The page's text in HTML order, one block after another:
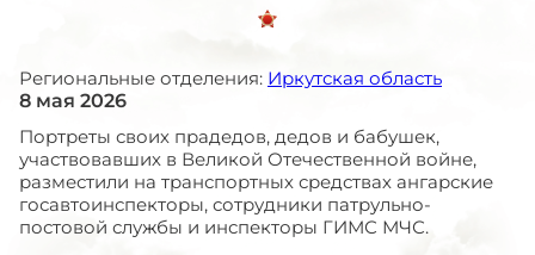
Региональные отделения: Иркутская область
8 мая 2026
Портреты своих прадедов, дедов и бабушек,
участвовавших в Великой Отечественной войне,
разместили на транспортных средствах ангарские
госавтоинспекторы, сотрудники патрульно-
постовой службы и инспекторы ГИМС МЧС.